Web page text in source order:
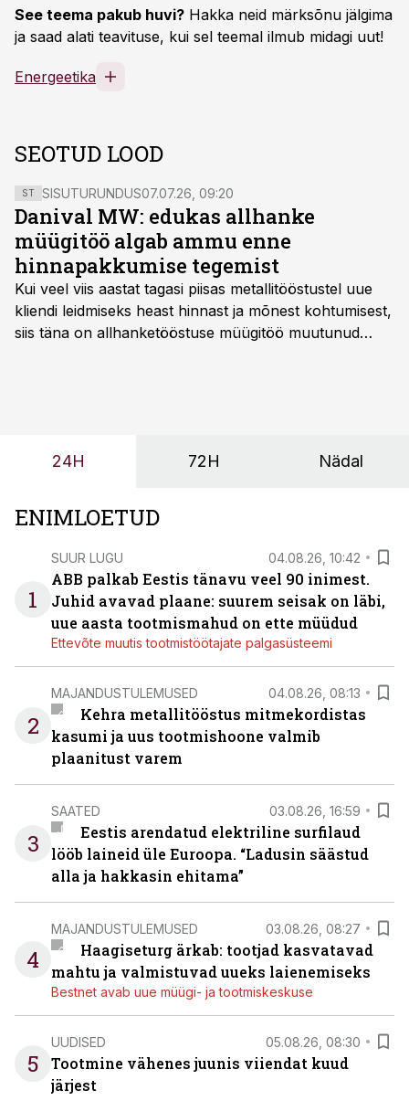
See teema pakub huvi? Hakka neid märksõnu jälgima
ja saad alati teavituse, kui sel teemal ilmub midagi uut!
Energeetika
SEOTUD LOOD
ST SISUTURUNDUS07.07.26, 09:20
Danival MW: edukas allhanke
müügitöö algab ammu enne
hinnapakkumise tegemist
Kui veel viis aastat tagasi piisas metallitööstustel uue
kliendi leidmiseks heast hinnast ja mõnest kohtumisest,
siis täna on allhanketööstuse müügitöö muutunud
24H 72H Nädal
ENIMLOETUD
1
SUUR LUGU 04.08.26, 10:42
ABB palkab Eestis tänavu veel 90 inimest.
Juhid avavad plaane: suurem seisak on läbi,
uue aasta tootmismahud on ette müüdud
Ettevõte muutis tootmistöötajate palgasüsteemi
2
MAJANDUSTULEMUSED 04.08.26, 08:13
Kehra metallitööstus mitmekordistas
kasumi ja uus tootmishoone valmib
plaanitust varem
3
SAATED 03.08.26, 16:59
Eestis arendatud elektriline surfilaud
lööb laineid üle Euroopa. “Ladusin säästud
alla ja hakkasin ehitama”
4
MAJANDUSTULEMUSED 03.08.26, 08:27
Haagiseturg ärkab: tootjad kasvatavad
mahtu ja valmistuvad uueks laienemiseks
Bestnet avab uue müügi- ja tootmiskeskuse
5
UUDISED 05.08.26, 08:30
Tootmine vähenes juunis viiendat kuud
järjest